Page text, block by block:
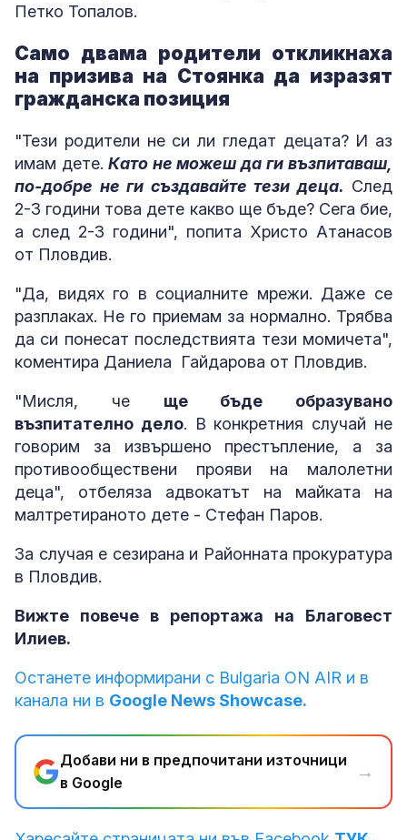
Петко Топалов.
Само двама родители откликнаха
на призива на Стоянка да изразят
гражданска позиция
"Тези родители не си ли гледат децата? И аз
имам дете. Като не можеш да ги възпитаваш,
по-добре не ги създавайте тези деца. След
2-3 години това дете какво ще бъде? Сега бие,
а след 2-3 години", попита Христо Атанасов
от Пловдив.
"Да, видях го в социалните мрежи. Даже се
разплаках. Не го приемам за нормално. Трябва
да си понесат последствията тези момичета",
коментира Даниела Гайдарова от Пловдив.
"Мисля, че ще бъде образувано
възпитателно дело. В конкретния случай не
говорим за извършено престъпление, а за
противообществени прояви на малолетни
деца", отбеляза адвокатът на майката на
малтретираното дете - Стефан Паров.
За случая е сезирана и Районната прокуратура
в Пловдив.
Вижте повече в репортажа на Благовест
Илиев.
Останете информирани с Bulgaria ON AIR и в
канала ни в Google News Showcase.
Добави ни в предпочитани източници
в Google
→